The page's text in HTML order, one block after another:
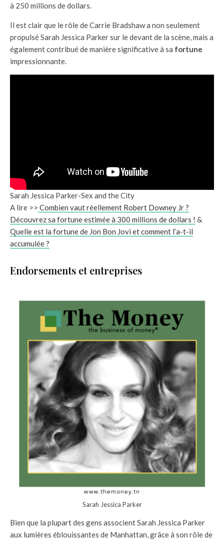
à 250 millions de dollars.
Il est clair que le rôle de Carrie Bradshaw a non seulement
propulsé Sarah Jessica Parker sur le devant de la scène, mais a
également contribué de manière significative à sa fortune
impressionnante.
Sarah Jessica Parker-Sex and the City
A lire >> Combien vaut réellement Robert Downey Jr ?
Découvrez sa fortune estimée à 300 millions de dollars ! &
Quelle est la fortune de Jon Bon Jovi et comment l’a-t-il
accumulée ?
Endorsements et entreprises
Sarah Jessica Parker
Bien que la plupart des gens associent Sarah Jessica Parker
aux lumières éblouissantes de Manhattan, grâce à son rôle de